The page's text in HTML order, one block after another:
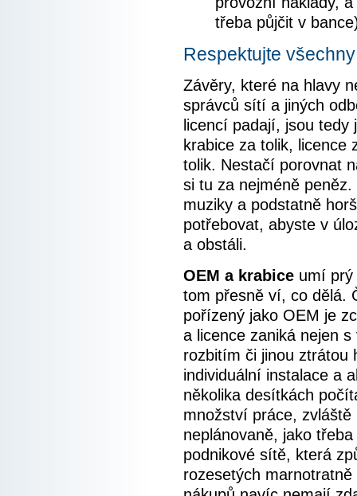
třeba půjčit v
Respektujte
Závěry, které na hlavy
správců sítí a jiných
licencí padají, jsou
krabice za tolik, licence
tolik. Nestačí porovnat
si tu za nejméně
muziky a podstatně
potřebovat, abyste v
a obstáli.
OEM a krabice umí prý
tom přesně ví, co dělá.
pořízený jako OEM je
a licence zaniká nejen
rozbitím či jinou ztrátou
individuální instalace a
několika desítkách
množství práce,
neplánovaně, jako
podnikové sítě, která
rozesetých